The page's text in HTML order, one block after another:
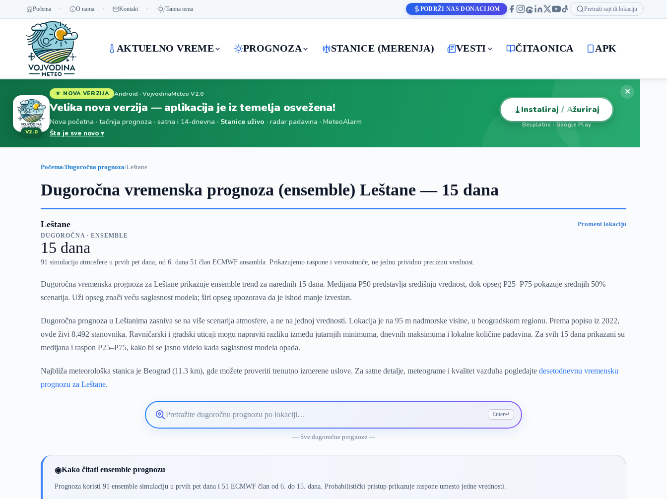
Početna O nama Kontakt Tamna tema PODRŽI NAS DONACIJOM Pretraži sajt ili lokaciju
AKTUELNO VREME PROGNOZA STANICE (MERENJA) VESTI ČITAONICA APK
V2.0
★ NOVA VERZIJA Android · VojvodinaMeteo V2.0
Velika nova verzija — aplikacija je iz temelja osvežena!
Nova početna · tačnija prognoza · satna i 14-dnevna · Stanice uživo · radar padavina · MeteoAlarm
Šta je sve novo ▾
⤓Instaliraj / Ažuriraj
Besplatno · Google Play
✕
Početna/Dugoročna prognoza/Leštane
Dugoročna vremenska prognoza (ensemble) Leštane — 15 dana
Leštane Promeni lokaciju
DUGOROČNA · ENSEMBLE
15 dana
91 simulacija atmosfere u prvih pet dana; od 6. dana 51 član ECMWF ansambla. Prikazujemo raspone i verovatnoće, ne jednu prividno preciznu vrednost.
Dugoročna vremenska prognoza za Leštane prikazuje ensemble trend za narednih 15 dana. Medijana P50 predstavlja središnju vrednost, dok opseg P25–P75 pokazuje srednjih 50%
scenarija. Uži opseg znači veću saglasnost modela; širi opseg upozorava da je ishod manje izvestan.
Dugoročna prognoza u Leštanima zasniva se na više scenarija atmosfere, a ne na jednoj vrednosti. Lokacija je na 95 m nadmorske visine, u beogradskom regionu. Prema popisu iz 2022,
ovde živi 8.492 stanovnika. Ravničarski i gradski uticaji mogu napraviti razliku između jutarnjih minimuma, dnevnih maksimuma i lokalne količine padavina. Za svih 15 dana prikazani su
medijana i raspon P25–P75, kako bi se jasno videlo kada saglasnost modela opada.
Najbliža meteorološka stanica je Beograd (11.3 km), gde možete proveriti trenutno izmerene uslove. Za satne detalje, meteograme i kvalitet vazduha pogledajtedesetodnevnu vremensku
prognozu za Leštane.
Pretražite
lokaciju
Enter↵
— Sve dugoročne prognoze —
◉Kako čitati ensemble prognozu
Prognoza koristi 91 ensemble simulaciju u prvih pet dana i 51 ECMWF član od 6. do 15. dana. Probabilistički pristup prikazuje raspone umesto jedne vrednosti.